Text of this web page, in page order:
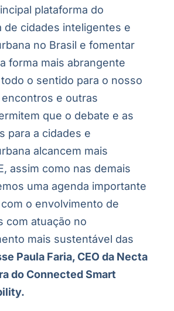
plataforma do
de cidades inteligentes e
no Brasil e fomentar
forma mais abrangente
o sentido para o nosso
e outras
que o debate e as
para a cidades e
alcancem mais
assim como nas demais
uma agenda importante
o envolvimento de
com atuação no
mais sustentável das
Paula Faria, CEO da Necta
do Connected Smart